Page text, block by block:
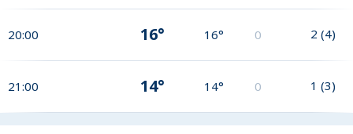
20:00 16° 16° 0 2 (4)
21:00 14° 14° 0 1 (3)